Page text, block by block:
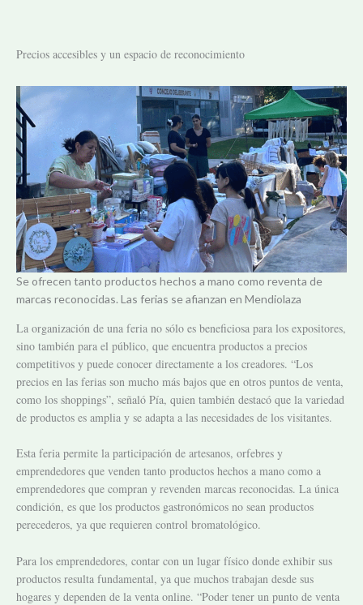
Precios accesibles y un espacio de reconocimiento
Se ofrecen tanto productos hechos a mano como reventa de
marcas reconocidas. Las ferias se afianzan en Mendiolaza
La organización de una feria no sólo es beneficiosa para los expositores,
sino también para el público, que encuentra productos a precios
competitivos y puede conocer directamente a los creadores. “Los
precios en las ferias son mucho más bajos que en otros puntos de venta,
como los shoppings”, señaló Pía, quien también destacó que la variedad
de productos es amplia y se adapta a las necesidades de los visitantes.
Esta feria permite la participación de artesanos, orfebres y
emprendedores que venden tanto productos hechos a mano como a
emprendedores que compran y revenden marcas reconocidas. La única
condición, es que los productos gastronómicos no sean productos
perecederos, ya que requieren control bromatológico.
Para los emprendedores, contar con un lugar físico donde exhibir sus
productos resulta fundamental, ya que muchos trabajan desde sus
hogares y dependen de la venta online. “Poder tener un punto de venta